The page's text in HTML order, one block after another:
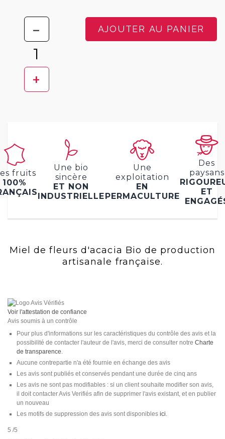
-
+
AJOUTER AU PANIER
fruits
100%
Une bio
sincère
ET NON
INDUSTRIELLE
Une
exploitation
EN
PERMACULTURE
Des
paysans
ET
Miel de fleurs d'acacia Bio de production
artisanale française.
Voir l'attestation de confiance
Avis soumis à un contrôle
Pour plus d'informations sur les caractéristiques du contrôle des avis et la
possibilité de contacter l'auteur de l'avis, merci de consulter notre Charte
de transparence
Aucune contrepartie n'a été fournie en échange des avis
Les avis sont publiés et conservés pendant une durée de cinq ans
Les avis ne sont pas modifiables : si un client souhaite modifier son avis,
il doit contacter Avis Verifiés afin de supprimer l'avis existant, et en publier
un nouveau
Les motifs de suppression des avis sont disponibles ici
5 /5